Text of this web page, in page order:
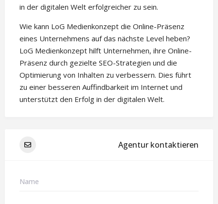
in der digitalen Welt erfolgreicher zu sein.
Wie kann LoG Medienkonzept die Online-Präsenz
eines Unternehmens auf das nächste Level heben?
LoG Medienkonzept hilft Unternehmen, ihre Online-
Präsenz durch gezielte SEO-Strategien und die
Optimierung von Inhalten zu verbessern. Dies führt
zu einer besseren Auffindbarkeit im Internet und
unterstützt den Erfolg in der digitalen Welt.
Agentur kontaktieren